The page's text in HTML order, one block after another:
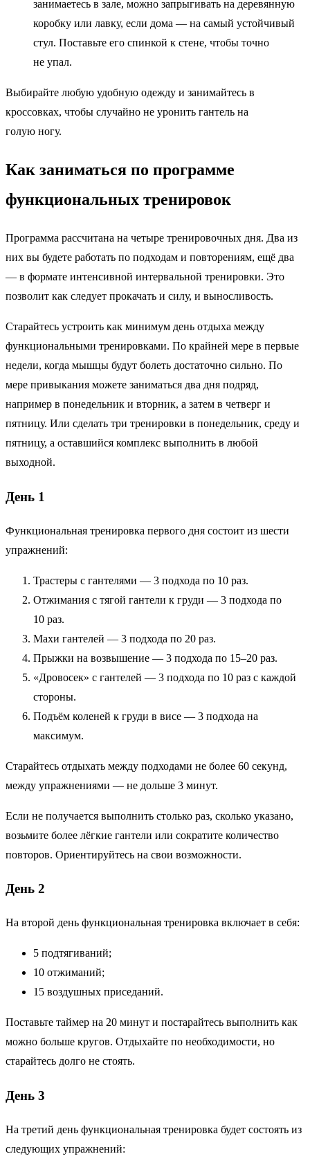
занимаетесь в зале, можно запрыгивать на деревянную
коробку или лавку, если дома — на самый устойчивый
стул. Поставьте его спинкой к стене, чтобы точно
не упал.
Выбирайте любую удобную одежду и занимайтесь в
кроссовках, чтобы случайно не уронить гантель на
голую ногу.
Как заниматься по программе
функциональных тренировок
Программа рассчитана на четыре тренировочных дня. Два из
них вы будете работать по подходам и повторениям, ещё два
— в формате интенсивной интервальной тренировки. Это
позволит как следует прокачать и силу, и выносливость.
Старайтесь устроить как минимум день отдыха между
функциональными тренировками. По крайней мере в первые
недели, когда мышцы будут болеть достаточно сильно. По
мере привыкания можете заниматься два дня подряд,
например в понедельник и вторник, а затем в четверг и
пятницу. Или сделать три тренировки в понедельник, среду и
пятницу, а оставшийся комплекс выполнить в любой
выходной.
День 1
Функциональная тренировка первого дня состоит из шести
упражнений:
Трастеры с гантелями — 3 подхода по 10 раз.
Отжимания с тягой гантели к груди — 3 подхода по
10 раз.
Махи гантелей — 3 подхода по 20 раз.
Прыжки на возвышение — 3 подхода по 15–20 раз.
«Дровосек» с гантелей — 3 подхода по 10 раз с каждой
стороны.
Подъём коленей к груди в висе — 3 подхода на
максимум.
Старайтесь отдыхать между подходами не более 60 секунд,
между упражнениями — не дольше 3 минут.
Если не получается выполнить столько раз, сколько указано,
возьмите более лёгкие гантели или сократите количество
повторов. Ориентируйтесь на свои возможности.
День 2
На второй день функциональная тренировка включает в себя:
5 подтягиваний;
10 отжиманий;
15 воздушных приседаний.
Поставьте таймер на 20 минут и постарайтесь выполнить как
можно больше кругов. Отдыхайте по необходимости, но
старайтесь долго не стоять.
День 3
На третий день функциональная тренировка будет состоять из
следующих упражнений: